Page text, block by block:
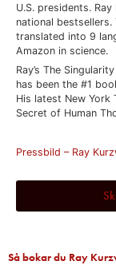
U.S. presidents.
national bestsellers.
translated into 9
Amazon in science.
Ray’s The
has been the #1
His latest New York
Secret of Human
Pressbild – Ray
Så bokar du Ray